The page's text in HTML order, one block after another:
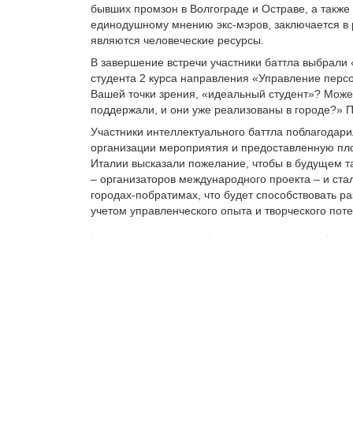
бывших промзон в Волгограде и Остраве, а
единодушному мнению экс-мэров, заключается
являются человеческие ресурсы.
В завершение встречи участники баттла
студента 2 курса направления «Управление
Вашей точки зрения, «идеальный студент»?
поддержали, и они уже реализованы в
Участники интеллектуального баттла
организации мероприятия и предоставленную
Италии высказали пожелание, чтобы в будущем
– организаторов международного проекта – и
городах-побратимах, что будет способствовать
учетом управленческого опыта и творческого